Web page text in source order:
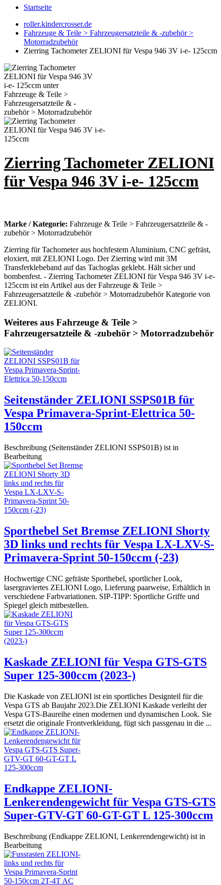
Startseite
roller.kindercrosser.de
Fahrzeuge & Teile > Fahrzeugersatzteile & -zubehör >
Motorradzubehör
Zierring Tachometer ZELIONI für Vespa 946 3V i-e- 125ccm
Zierring Tachometer ZELIONI
für Vespa 946 3V i-e- 125ccm
Marke / Kategorie: Fahrzeuge & Teile > Fahrzeugersatzteile & -
zubehör > Motorradzubehör
Zierring für Tachometer aus hochfestem Aluminium, CNC gefräst,
eloxiert, mit ZELIONI Logo. Der Zierring wird mit 3M
Transferklebeband auf das Tachoglas geklebt. Hält sicher und
bombenfest. - Zierring Tachometer ZELIONI für Vespa 946 3V i-e-
125ccm ist ein Artikel aus der Fahrzeuge & Teile >
Fahrzeugersatzteile & -zubehör > Motorradzubehör Kategorie von
ZELIONI.
Weiteres aus Fahrzeuge & Teile >
Fahrzeugersatzteile & -zubehör > Motorradzubehör
Seitenständer ZELIONI SSPS01B für
Vespa Primavera-Sprint-Elettrica 50-
150ccm
Beschreibung (Seitenständer ZELIONI SSPS01B) ist in
Bearbeitung
Sporthebel Set Bremse ZELIONI Shorty
3D links und rechts für Vespa LX-LXV-S-
Primavera-Sprint 50-150ccm (-23)
Hochwertige CNC gefräste Sporthebel, sportlicher Look,
lasergraviertes ZELIONI Logo, Lieferung paarweise, Erhältlich in
verschiedene Farbvariationen. SIP-TIPP: Sportliche Griffe und
Spiegel gleich mitbestellen.
Kaskade ZELIONI für Vespa GTS-GTS
Super 125-300ccm (2023-)
Die Kaskade von ZELIONI ist ein sportliches Designteil für die
Vespa GTS ab Baujahr 2023.Die ZELIONI Kaskade verleiht der
Vespa GTS-Baureihe einen modernen und dynamischen Look. Sie
ersetzt die originale Frontverkleidung, fügt sich passgenau in die ...
Endkappe ZELIONI-
Lenkerendengewicht für Vespa GTS-GTS
Super-GTV-GT 60-GT-GT L 125-300ccm
Beschreibung (Endkappe ZELIONI, Lenkerendengewicht) ist in
Bearbeitung